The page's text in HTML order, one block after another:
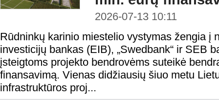
2026-07-13 10:11
Rūdninkų karinio miestelio vystymas žengia į
investicijų bankas (EIB), „Swedbank“ ir SEB
įsteigtoms projekto bendrovėms suteikė
finansavimą. Vienas didžiausių šiuo metu
infrastruktūros proj...